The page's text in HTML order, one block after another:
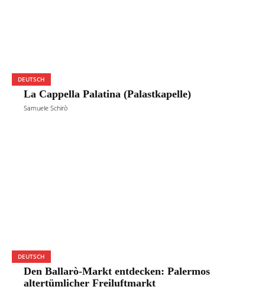
DEUTSCH
La Cappella Palatina (Palastkapelle)
Samuele Schirò
DEUTSCH
Den Ballarò-Markt entdecken: Palermos
altertümlicher Freiluftmarkt